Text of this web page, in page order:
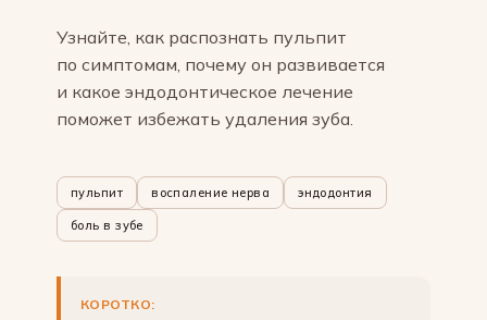
Узнайте, как распознать пульпит
по симптомам, почему он развивается
и какое эндодонтическое лечение
поможет избежать удаления зуба.
пульпит воспаление нерва эндодонтия
боль в зубе
КОРОТКО: